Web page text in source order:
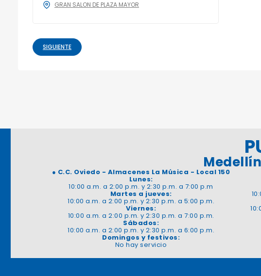
GRAN SALON DE PLAZA MAYOR
SIGUIENTE
Medellín
● C.C. Oviedo - Almacenes La Música - Local 150
Lunes:
10:00 a.m. a 2:00 p.m. y 2:30 p.m. a 7:00 p.m
Martes a jueves:
10:00 a.m. a 2:00 p.m. y 2:30 p.m. a 5:00 p.m.
Viernes:
10:00 a.m. a 2:00 p.m. y 2:30 p.m. a 7:00 p.m.
Sábados:
10:00 a.m. a 2:00 p.m. y 2:30 p.m. a 6:00 p.m.
Domingos y festivos:
No hay servicio